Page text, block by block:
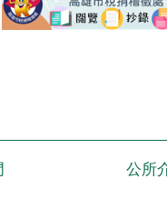
公所